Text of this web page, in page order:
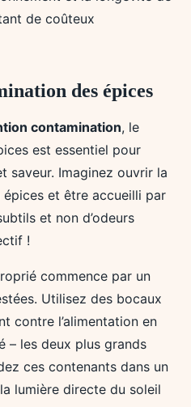
de coûteux
des épices
contamination, le
est essentiel pour
saveur. Imaginez ouvrir la
et être accueilli par
et non d’odeurs
!
commence par un
Utilisez des bocaux
contre l’alimentation en
– les deux plus grands
ces contenants dans un
lumière directe du soleil